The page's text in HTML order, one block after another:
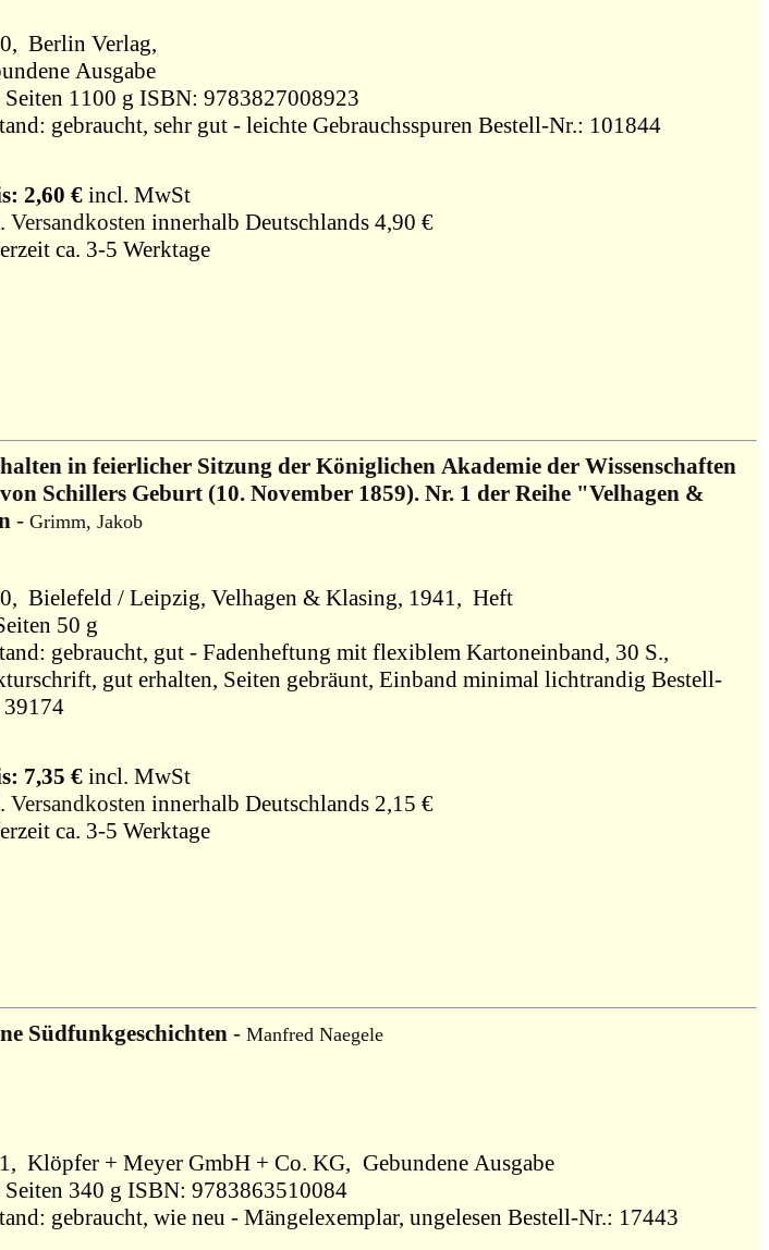
Berlin Verlag,
Ausgabe
624 Seiten 1100 g ISBN: 9783827008923
gebraucht, sehr gut - leichte Gebrauchsspuren Bestell-Nr.: 101844
2,60 € incl. MwSt
Versandkosten innerhalb Deutschlands 4,90 €
ca. 3-5 Werktage
in feierlicher Sitzung der Königlichen Akademie der Wissenschaften
Schillers Geburt (10. November 1859). Nr. 1 der Reihe "Velhagen &
- Grimm, Jakob
1940, Bielefeld / Leipzig, Velhagen & Klasing, 1941, Heft
30 Seiten 50 g
gebraucht, gut - Fadenheftung mit flexiblem Kartoneinband, 30 S.,
gut erhalten, Seiten gebräunt, Einband minimal lichtrandig Bestell-
7,35 € incl. MwSt
Versandkosten innerhalb Deutschlands 2,15 €
ca. 3-5 Werktage
Südfunkgeschichten - Manfred Naegele
2011, Klöpfer + Meyer GmbH + Co. KG, Gebundene Ausgabe
160 Seiten 340 g ISBN: 9783863510084
gebraucht, wie neu - Mängelexemplar, ungelesen Bestell-Nr.: 17443